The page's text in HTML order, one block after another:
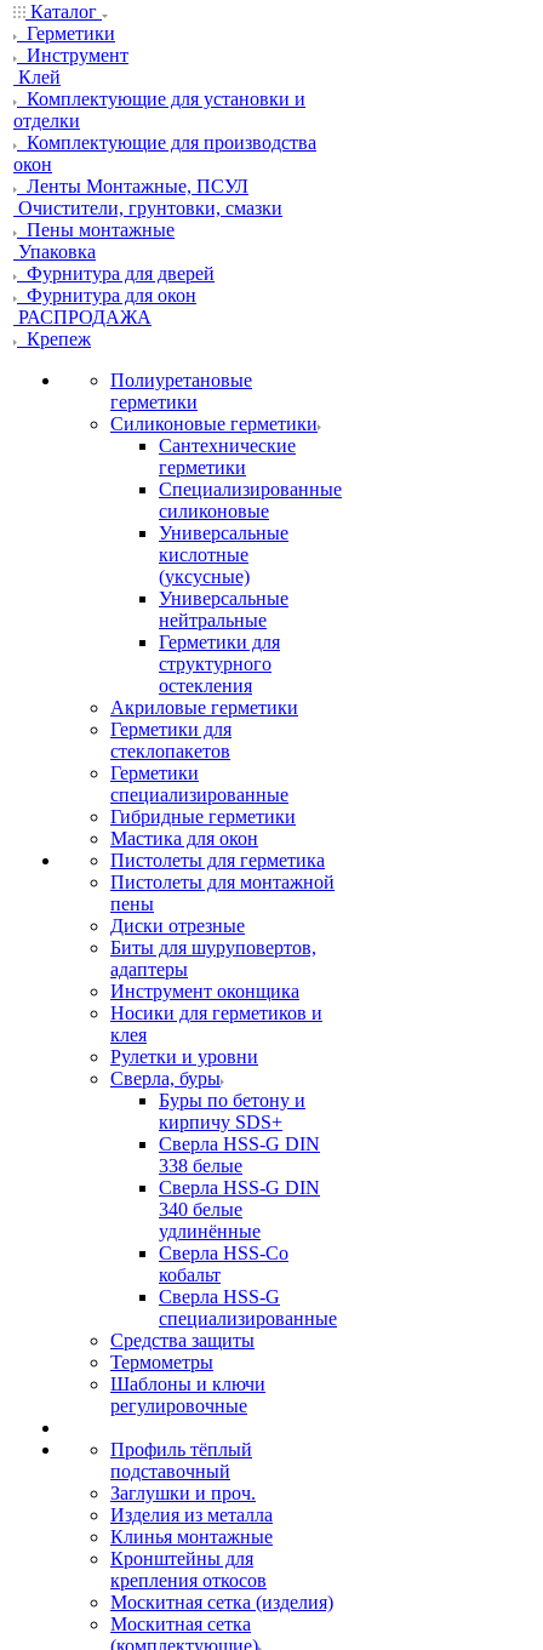
Каталог
Герметики
Инструмент
Клей
Комплектующие для установки и
отделки
Комплектующие для производства
окон
Ленты Монтажные, ПСУЛ
Очистители, грунтовки, смазки
Пены монтажные
Упаковка
Фурнитура для дверей
Фурнитура для окон
РАСПРОДАЖА
Крепеж
Полиуретановые
герметики
Силиконовые герметики
Сантехнические
герметики
Специализированные
силиконовые
Универсальные
кислотные
(уксусные)
Универсальные
нейтральные
Герметики для
структурного
остекления
Акриловые герметики
Герметики для
стеклопакетов
Герметики
специализированные
Гибридные герметики
Мастика для окон
Пистолеты для герметика
Пистолеты для монтажной
пены
Диски отрезные
Биты для шуруповертов,
адаптеры
Инструмент оконщика
Носики для герметиков и
клея
Рулетки и уровни
Сверла, буры
Буры по бетону и
кирпичу SDS+
Сверла HSS-G DIN
338 белые
Сверла HSS-G DIN
340 белые
удлинённые
Сверла HSS-Co
кобальт
Сверла HSS-G
специализированные
Средства защиты
Термометры
Шаблоны и ключи
регулировочные
Профиль тёплый
подставочный
Заглушки и проч.
Изделия из металла
Клинья монтажные
Кронштейны для
крепления откосов
Москитная сетка (изделия)
Москитная сетка
(комплектующие)